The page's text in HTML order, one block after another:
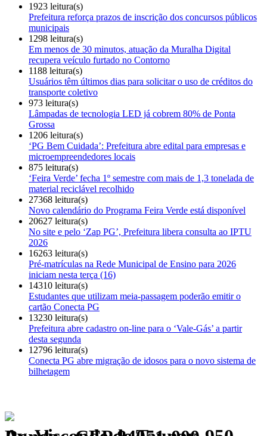
1923 leitura(s)
Prefeitura reforça prazos de inscrição dos concursos públicos
municipais
1298 leitura(s)
Em menos de 30 minutos, atuação da Muralha Digital
recupera veículo furtado no Contorno
1188 leitura(s)
Usuários têm últimos dias para solicitar o uso de créditos do
transporte coletivo
973 leitura(s)
Lâmpadas de tecnologia LED já cobrem 80% de Ponta
Grossa
1206 leitura(s)
‘PG Bem Cuidada’: Prefeitura abre edital para empresas e
microempreendedores locais
875 leitura(s)
‘Feira Verde’ fecha 1º semestre com mais de 1,3 tonelada de
material reciclável recolhido
27368 leitura(s)
Novo calendário do Programa Feira Verde está disponível
20627 leitura(s)
No site e pelo ‘Zap PG’, Prefeitura libera consulta ao IPTU
2026
16263 leitura(s)
Pré-matrículas na Rede Municipal de Ensino para 2026
iniciam nesta terça (16)
14310 leitura(s)
Estudantes que utilizam meia-passagem poderão emitir o
cartão Conecta PG
13230 leitura(s)
Prefeitura abre cadastro on-line para o ‘Vale-Gás’ a partir
desta segunda
12796 leitura(s)
Conecta PG abre migração de idosos para o novo sistema de
bilhetagem